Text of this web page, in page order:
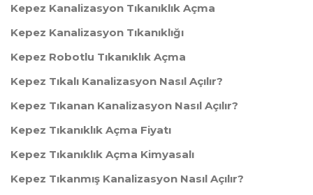
Kepez Kanalizasyon Tıkanıklık Açma
Kepez Kanalizasyon Tıkanıklığı
Kepez Robotlu Tıkanıklık Açma
Kepez Tıkalı Kanalizasyon Nasıl Açılır?
Kepez Tıkanan Kanalizasyon Nasıl Açılır?
Kepez Tıkanıklık Açma Fiyatı
Kepez Tıkanıklık Açma Kimyasalı
Kepez Tıkanmış Kanalizasyon Nasıl Açılır?